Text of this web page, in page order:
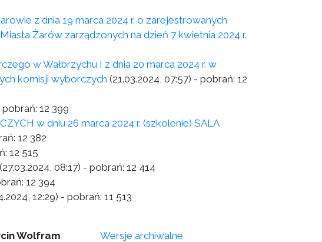
z dnia 19 marca 2024 r. o zarejestrowanych
Żarów zarządzonych na dzień 7 kwietnia 2024 r.
w Wałbrzychu I z dnia 20 marca 2024 r. w
komisji wyborczych (21.03.2024, 07:57) - pobrań: 12
pobrań: 12 399
w dniu 26 marca 2024 r. (szkolenie) SALA
12 382
12 515
(27.03.2024, 08:17) - pobrań: 12 414
12 394
12:29) - pobrań: 11 513
Wolfram Wersje archiwalne